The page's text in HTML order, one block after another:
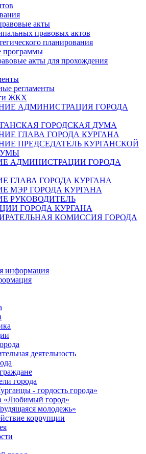
акты
правовых актов
планирования
программы
акты для прохождения
регламенты
ЖКХ
АДМИНИСТРАЦИЯ ГОРОДА
ГОРОДСКАЯ ДУМА
ГЛАВА ГОРОДА КУРГАНА
ПРЕДСЕДАТЕЛЬ КУРГАНСКОЙ
АДМИНИСТРАЦИИ ГОРОДА
ГЛАВА ГОРОДА КУРГАНА
МЭР ГОРОДА КУРГАНА
РУКОВОДИТЕЛЬ
ГОРОДА КУРГАНА
КОМИССИЯ ГОРОДА
информация
деятельность
города
- гордость города»
«Любимый город»
молодежь»
коррупции